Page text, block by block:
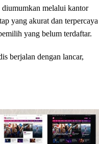
diumumkan melalui kantor
yang akurat dan terpercaya
yang belum terdaftar.
berjalan dengan lancar,